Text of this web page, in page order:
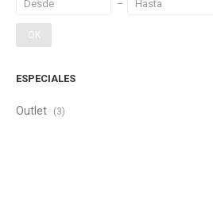
OK
ESPECIALES
Outlet (3)